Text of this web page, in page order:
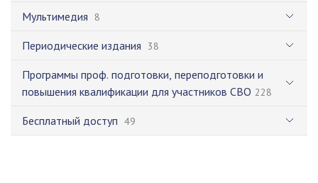
Мультимедия 8
Периодические издания 38
Программы проф. подготовки, переподготовки и
повышения квалификации для участников СВО 228
Бесплатный доступ 49